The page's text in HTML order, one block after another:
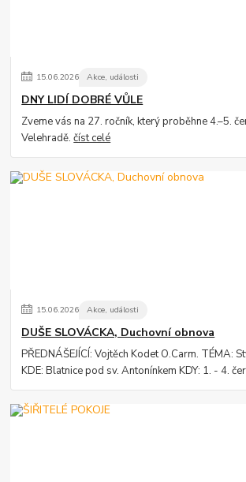
15.06.2026 Akce, události
DNY LIDÍ DOBRÉ VŮLE
Zveme vás na 27. ročník, který proběhne 4.–5.
Velehradě.číst celé
15.06.2026 Akce, události
DUŠE SLOVÁCKA, Duchovní obnova
PŘEDNÁŠEJÍCÍ: Vojtěch Kodet O.Carm. TÉMA:
KDE: Blatnice pod sv. Antonínkem KDY: 1. - 4.